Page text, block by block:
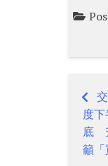
度
底
籲「